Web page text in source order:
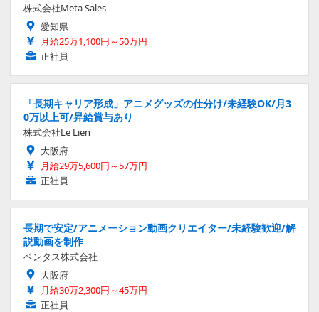
株式会社Meta Sales
愛知県
月給25万1,100円～50万円
正社員
「長期キャリア形成」アニメグッズの仕分け/未経験OK/月3
0万以上可/昇給賞与あり
株式会社Le Lien
大阪府
月給29万5,600円～57万円
正社員
長期で安定/アニメーション動画クリエイター/未経験歓迎/解
説動画を制作
ベンタス株式会社
大阪府
月給30万2,300円～45万円
正社員